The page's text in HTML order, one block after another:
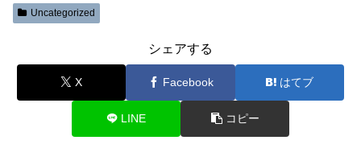
Uncategorized
シェアする
X Facebook はてブ
LINE コピー